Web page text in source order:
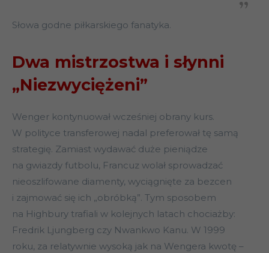
Słowa godne piłkarskiego fanatyka.
Dwa mistrzostwa i słynni
„Niezwyciężeni”
Wenger kontynuował wcześniej obrany kurs.
W polityce transferowej nadal preferował tę samą
strategię. Zamiast wydawać duże pieniądze
na gwiazdy futbolu, Francuz wolał sprowadzać
nieoszlifowane diamenty, wyciągnięte za bezcen
i zajmować się ich „obróbką”. Tym sposobem
na Highbury trafiali w kolejnych latach chociażby:
Fredrik Ljungberg czy Nwankwo Kanu. W 1999
roku, za relatywnie wysoką jak na Wengera kwotę –